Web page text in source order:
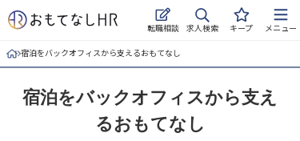
転職相談 求人検索 キープ メニュー
ログイン
求人・施設を探す
キープした求人
宿泊をバックオフィスから支えるおもてなし
宿泊をバックオフィスから支え
るおもてなし